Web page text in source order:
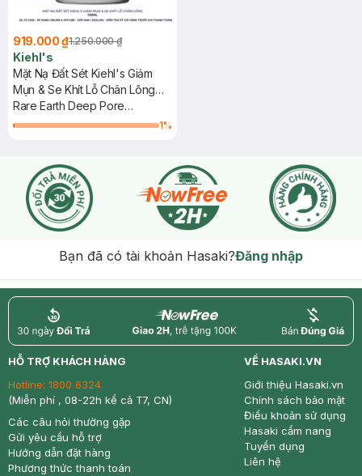
919.000 ₫1.250.000 ₫
Kiehl's
Mặt Nạ Đất Sét Kiehl's Giảm
Mụn & Se Khít Lỗ Chân Lông
125ml
Rare Earth Deep Pore
Cleansing Mask
1%
Bạn đã có tài khoản Hasaki?Đăng nhập
return nowfree price
HỖ TRỢ KHÁCH HÀNG
Hotline: 1800 6324
(Miễn phí , 08-22h kể cả T7, CN)
Các câu hỏi thường gặp
Gửi yêu cầu hỗ trợ
Hướng dẫn đặt hàng
Phương thức thanh toán
VỀ HASAKI.VN
Giới thiệu Hasaki.vn
Chính sách bảo mật
Điều khoản sử dụng
Hasaki cẩm nang
Tuyển dụng
Liên hệ